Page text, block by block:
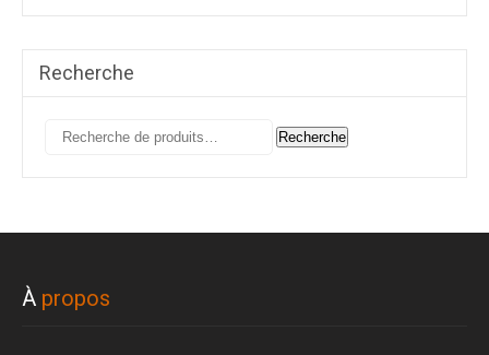
Recherche
Recherche
Recherche
À propos